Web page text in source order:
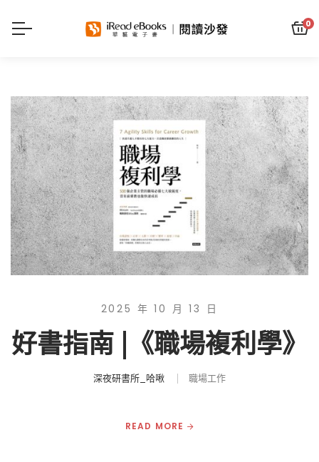
0
2025 年 10 月 13 日
好書指南 |《職場複利學》
深夜研書所_哈啾 職場工作
READ MORE